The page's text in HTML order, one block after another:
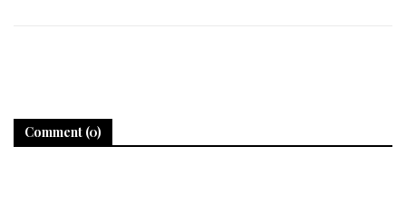
Comment (0)